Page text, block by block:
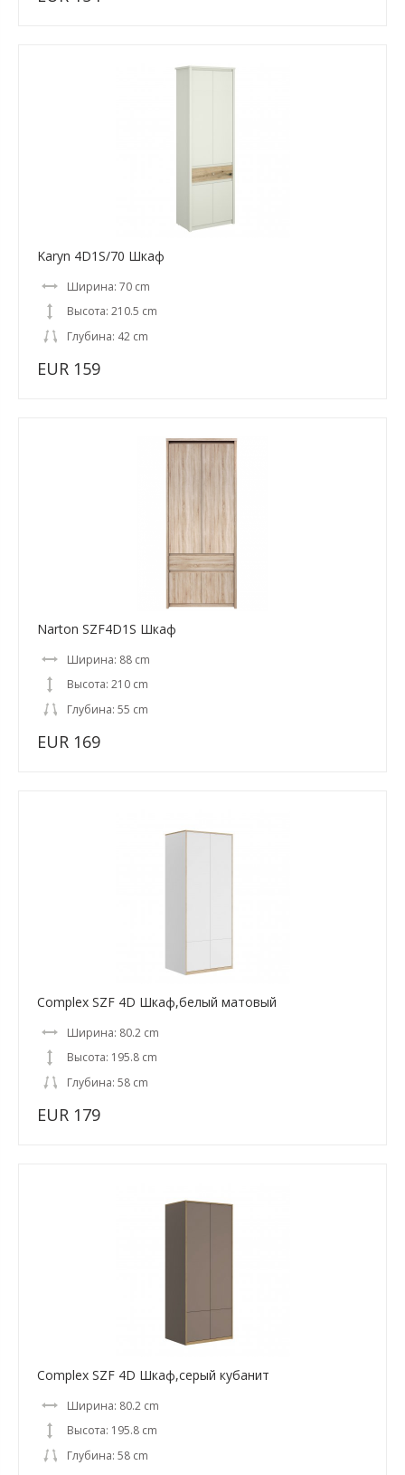
Karyn 4D1S/70 Шкаф
Ширина: 70 cm
Высота: 210.5 cm
Глубина: 42 cm
EUR 159
Narton SZF4D1S Шкаф
Ширина: 88 cm
Высота: 210 cm
Глубина: 55 cm
EUR 169
Complex SZF 4D Шкаф,белый матовый
Ширина: 80.2 cm
Высота: 195.8 cm
Глубина: 58 cm
EUR 179
Complex SZF 4D Шкаф,серый кубанит
Ширина: 80.2 cm
Высота: 195.8 cm
Глубина: 58 cm